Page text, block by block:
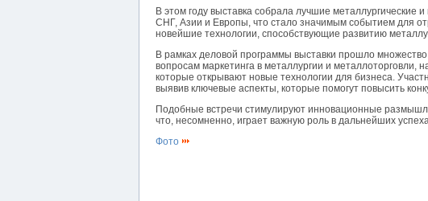
В этом году выставка собрала лучшие металлургические
СНГ, Азии и Европы, что стало значимым событием для
новейшие технологии, способствующие развитию
В рамках деловой программы выставки прошло
вопросам маркетинга в металлургии и металлоторговли,
которые открывают новые технологии для бизнеса.
выявив ключевые аспекты, которые помогут повысить
Подобные встречи стимулируют инновационные
что, несомненно, играет важную роль в дальнейших
Фото